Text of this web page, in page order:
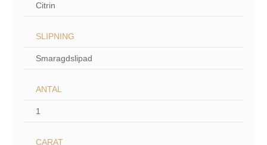
Citrin
SLIPNING
Smaragdslipad
ANTAL
1
CARAT